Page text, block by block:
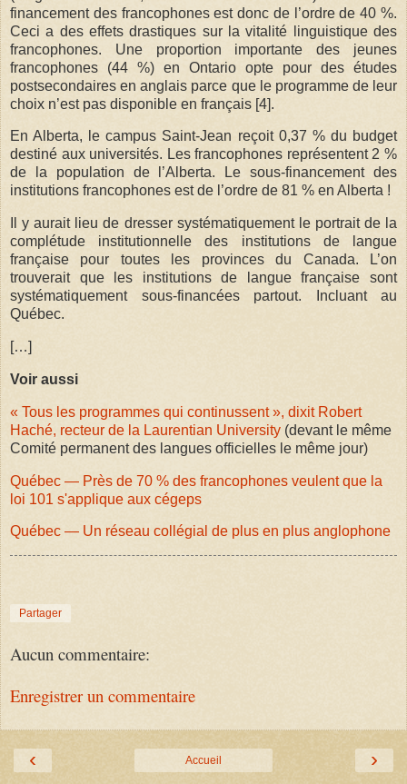
financement des francophones est donc de l’ordre de 40 %.
Ceci a des effets drastiques sur la vitalité linguistique des
francophones. Une proportion importante des jeunes
francophones (44 %) en Ontario opte pour des études
postsecondaires en anglais parce que le programme de leur
choix n’est pas disponible en français [4].
En Alberta, le campus Saint-Jean reçoit 0,37 % du budget
destiné aux universités. Les francophones représentent 2 %
de la population de l’Alberta. Le sous-financement des
institutions francophones est de l’ordre de 81 % en Alberta !
Il y aurait lieu de dresser systématiquement le portrait de la
complétude institutionnelle des institutions de langue
française pour toutes les provinces du Canada. L’on
trouverait que les institutions de langue française sont
systématiquement sous-financées partout. Incluant au
Québec.
[…]
Voir aussi
« Tous les programmes qui continussent », dixit Robert
Haché, recteur de la Laurentian University (devant le même
Comité permanent des langues officielles le même jour)
Québec — Près de 70 % des francophones veulent que la
loi 101 s'applique aux cégeps
Québec — Un réseau collégial de plus en plus anglophone
Partager
Aucun commentaire:
Enregistrer un commentaire
‹ ›
Accueil